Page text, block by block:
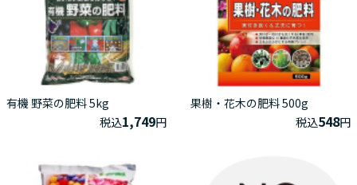
有機 野菜の肥料 5kg
税込1,749円
果樹・花木の肥料 500g
税込548円